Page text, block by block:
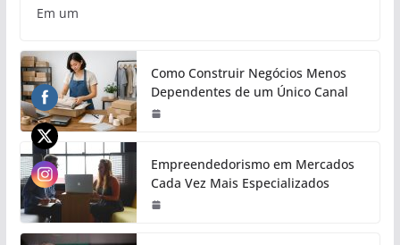
Em um
Como Construir Negócios Menos
Dependentes de um Único Canal
Empreendedorismo em Mercados
Cada Vez Mais Especializados